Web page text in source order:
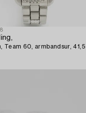
Team 60, armbandsur, 41,5